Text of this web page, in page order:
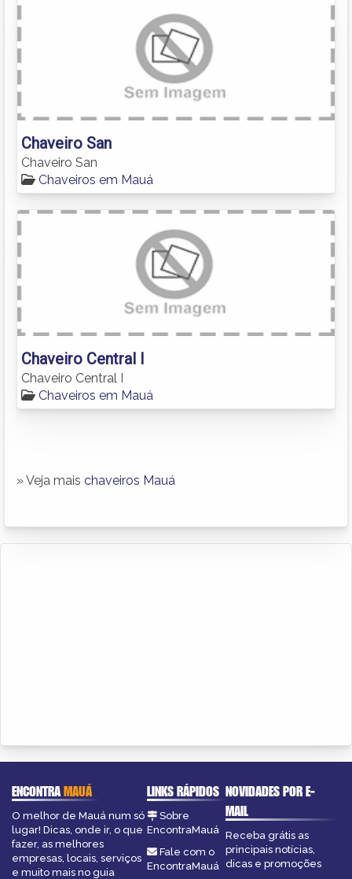
Chaveiro San
Chaveiro San
Chaveiros em Mauá
Chaveiro Central I
Chaveiro Central I
Chaveiros em Mauá
» Veja mais chaveiros Mauá
ENCONTRAMAUÁ
O melhor de Mauá num só
lugar! Dicas, onde ir, o que
fazer, as melhores
empresas, locais, serviços
e muito mais no guia
LINKS RÁPIDOS
Sobre
EncontraMauá
Fale com o
EncontraMauá
NOVIDADES POR E-
MAIL
Receba grátis as
principais notícias,
dicas e promoções